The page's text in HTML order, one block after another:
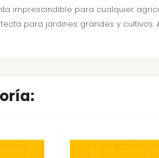
imprescindible para cualquier
para jardines grandes y cultivos.